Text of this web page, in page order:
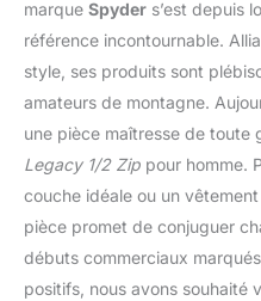
marque Spyder s’est depuis
référence incontournable.
style, ses produits sont
amateurs de montagne.
une pièce maîtresse de toute
Legacy 1/2 Zip pour homme.
couche idéale ou un
pièce promet de conjuguer
débuts commerciaux
positifs, nous avons souhaité